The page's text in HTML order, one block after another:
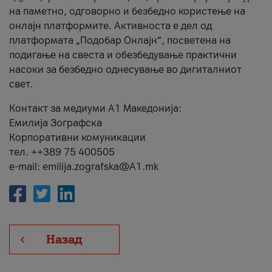
на паметно, одговорно и безбедно користење на
онлајн платформите. Активноста е дел од
платформата „Подобар Онлајн“, посветена на
подигање на свеста и обезбедување практични
насоки за безбедно однесување во дигиталниот
свет.
Контакт за медиуми А1 Македонија:
Емилија Зографска
Корпоративни комуникации
тел. ++389 75 400505
e-mail: emilija.zografska@A1.mk
Назад